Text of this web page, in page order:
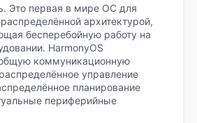
Это первая в мире ОС для
архитектурой,
бесперебойную работу на
HarmonyOS
коммуникационную
управление
планирование
периферийные